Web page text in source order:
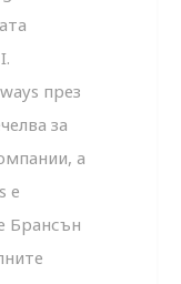
през
за
а
е
Брансън